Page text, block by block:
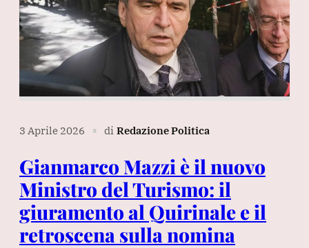
3 Aprile 2026 ∎ di Redazione Politica
Gianmarco Mazzi è il nuovo
Ministro del Turismo: il
giuramento al Quirinale e il
retroscena sulla nomina